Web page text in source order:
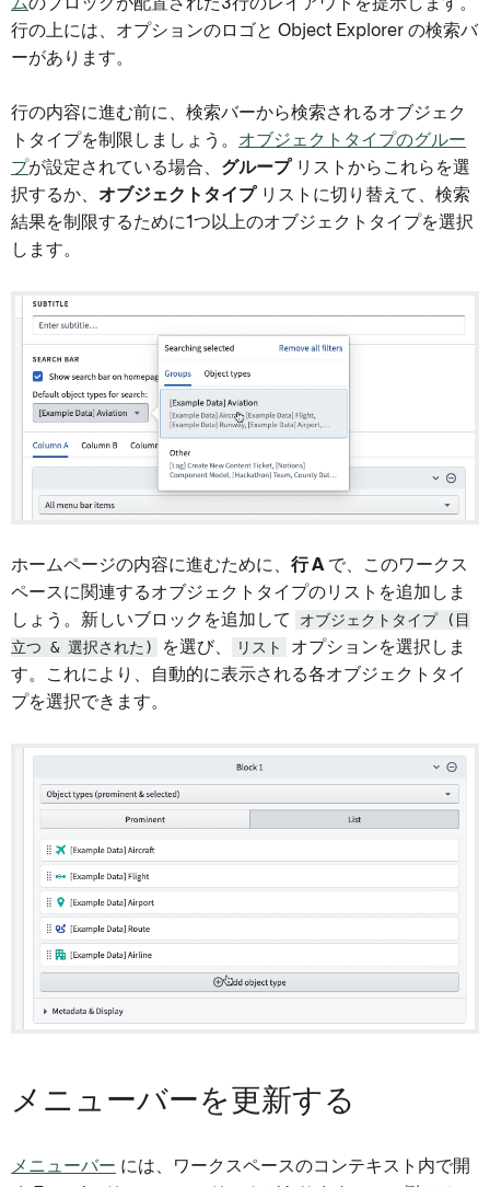
行の上には、オプションのロゴと Object Explorer の検索バ
ーがあります。
行の内容に進む前に、検索バーから検索されるオブジェク
トタイプを制限しましょう。 オブジェクトタイプのグルー
プが設定されている場合、 グループリストからこれらを選
択するか、 オブジェクトタイプリストに切り替えて、検索
結果を制限するために1つ以上のオブジェクトタイプを選択
します。
ホームページの内容に進むために、 行 A で、このワークス
ペースに関連するオブジェクトタイプのリストを追加しま
しょう。新しいブロックを追加して
オブジェクトタイプ (目
立つ & 選択された)
を選び、 リスト
オプションを選択しま
す。これにより、自動的に表示される各オブジェクトタイ
プを選択できます。
メニューバーを更新する
メニューバー には、ワークスペースのコンテキスト内で開